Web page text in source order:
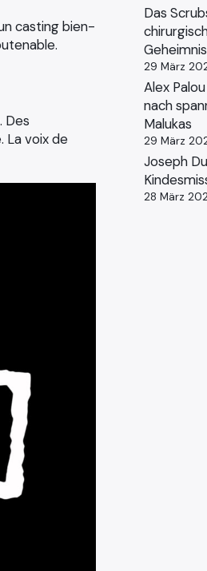
casting bien-
Des
La voix de
Das
29 März
Alex
nach
Malukas
29 März
Joseph
28 März